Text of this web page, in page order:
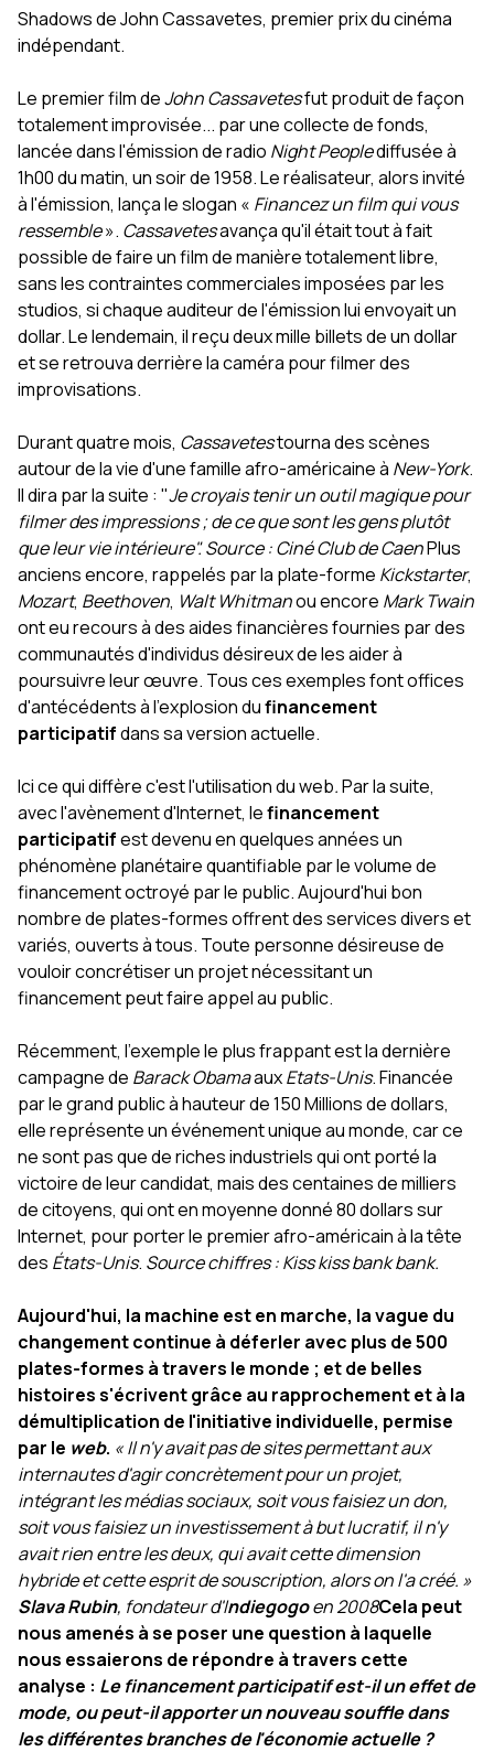
Shadows de John Cassavetes, premier prix du cinéma
indépendant.
Le premier film deJohn Cassavetesfut produit de façon
totalement improvisée... par une collecte de fonds,
lancée dans l'émission de radio Night Peoplediffusée à
1h00 du matin, un soir de 1958. Le réalisateur, alors invité
à l'émission, lança le slogan « Financez un film qui vous
ressemble». Cassavetesavança qu'il était tout à fait
possible de faire un film de manière totalement libre,
sans les contraintes commerciales imposées par les
studios, si chaque auditeur de l'émission lui envoyait un
dollar. Le lendemain, il reçu deux mille billets de un dollar
et se retrouva derrière la caméra pour filmer des
improvisations.
Durant quatre mois, Cassavetestourna des scènes
autour de la vie d'une famille afro-américaine à New-York.
Il dira par la suite : "Je croyais tenir un outil magique pour
filmer des impressions ; de ce que sont les gens plutôt
que leur vie intérieure".Source : Ciné Club de CaenPlus
anciens encore, rappelés par la plate-forme Kickstarter,
Mozart, Beethoven, Walt Whitmanou encore Mark Twain
ont eu recours à des aides financières fournies par des
communautés d'individus désireux de les aider à
poursuivre leur œuvre. Tous ces exemples font offices
d'antécédents à l'explosion dufinancement
participatifdans sa version actuelle.
Ici ce qui diffère c'est l'utilisation du web.Par la suite,
avec l'avènement d'Internet, lefinancement
participatifest devenu en quelques années un
phénomène planétaire quantifiable par le volume de
financement octroyé par le public. Aujourd'hui bon
nombre de plates-formes offrent des services divers et
variés, ouverts à tous. Toute personne désireuse de
vouloir concrétiser un projet nécessitant un
financement peut faire appel au public.
Récemment, l'exemple le plus frappant est la dernière
campagne de Barack ObamaauxEtats-Unis. Financée
par le grand public à hauteur de 150 Millions de dollars,
elle représente un événement unique au monde, car ce
ne sont pas que de riches industriels qui ont porté la
victoire de leur candidat, mais des centaines de milliers
de citoyens, qui ont en moyenne donné 80 dollars sur
Internet, pour porter le premier afro-américain à la tête
des États-Unis. Source chiffres : Kiss kiss bank bank.
Aujourd'hui, la machine est en marche, la vague du
changement continue à déferler avec plus de 500
plates-formes à travers le monde ; et de belles
histoires s'écrivent grâce au rapprochement et à la
démultiplication de l'initiative individuelle, permise
par le web. « Il n'y avait pas de sites permettant aux
internautes d'agir concrètement pour un projet,
intégrant les médias sociaux, soit vous faisiez un don,
soit vous faisiez un investissement à but lucratif, il n'y
avait rien entre les deux, qui avait cette dimension
hybride et cette esprit de souscription, alors on l'a créé. »
Slava Rubin, fondateur d'Indiegogoen 2008Cela peut
nous amenés à se poser une question à laquelle
nous essaierons de répondre à travers cette
analyse : Le financement participatif est-il un effet de
mode, ou peut-il apporter un nouveau souffle dans
les différentes branches de l'économie actuelle ?